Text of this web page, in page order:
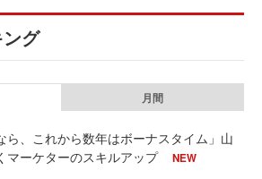
グ
月間
ら、これから数年はボーナスタイム」山
マーケターのスキルアップ
NEW